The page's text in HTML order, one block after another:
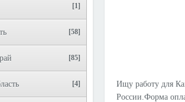
[1]
[58]
[85]
[4]
Ищу работу для
России.Форма